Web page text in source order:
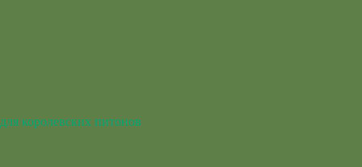
для королевских питонов